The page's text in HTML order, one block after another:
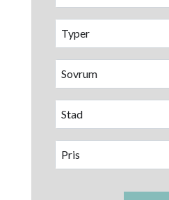
Typer
Sovrum
Stad
Pris